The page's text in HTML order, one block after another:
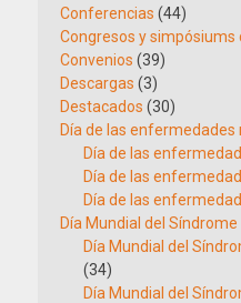
Conferencias (44)
Congresos y simpósiums
Convenios (39)
Descargas (3)
Destacados (30)
Día de las enfermedades
Día de las
Día de las
Día de las
Día Mundial del
Día Mundial del
(34)
Día Mundial del